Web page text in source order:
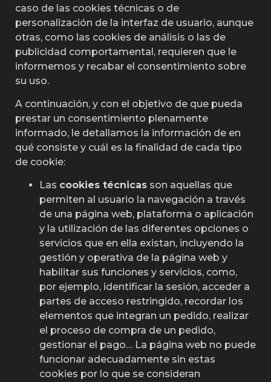
caso de las cookies técnicas o de
personalización de la interfaz de usuario, aunque
otras, como las cookies de análisis o las de
publicidad comportamental, requieren que le
informemos y recabar el consentimiento sobre
su uso.
A continuación, y con el objetivo de que pueda
prestar un consentimiento plenamente
informado, le detallamos la información de en
qué consiste y cuál es la finalidad de cada tipo
de cookie:
Las cookies técnicas son aquellas que
permiten al usuario la navegación a través
de una página web, plataforma o aplicación
y la utilización de las diferentes opciones o
servicios que en ella existan, incluyendo la
gestión y operativa de la página web y
habilitar sus funciones y servicios, como,
por ejemplo, identificar la sesión, acceder a
partes de acceso restringido, recordar los
elementos que integran un pedido, realizar
el proceso de compra de un pedido,
gestionar el pago… La página web no puede
funcionar adecuadamente sin estas
cookies por lo que se consideran